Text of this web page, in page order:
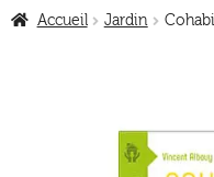
Accueil Jardin